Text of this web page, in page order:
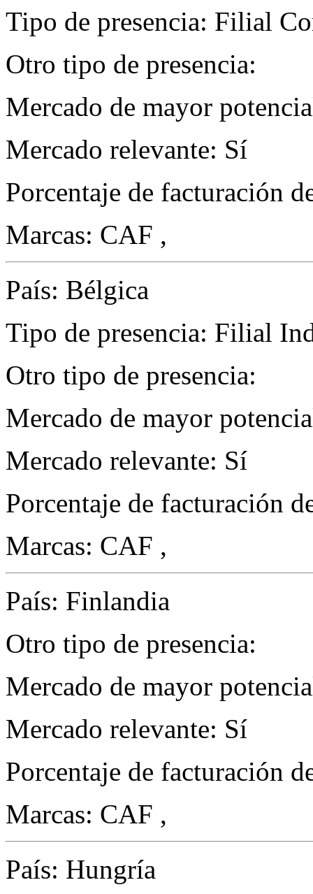
Tipo de presencia: Filial
Otro tipo de presencia:
Mercado de mayor
Mercado relevante: Sí
Porcentaje de facturación
Marcas: CAF ,
País: Bélgica
Tipo de presencia: Filial
Otro tipo de presencia:
Mercado de mayor
Mercado relevante: Sí
Porcentaje de facturación
Marcas: CAF ,
País: Finlandia
Otro tipo de presencia:
Mercado de mayor
Mercado relevante: Sí
Porcentaje de facturación
Marcas: CAF ,
País: Hungría